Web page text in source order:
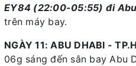
EY84 (22:00-05:55) đi
trên máy bay.
NGÀY 11: ABU DHABI -
06g sáng đến sân bay Abu